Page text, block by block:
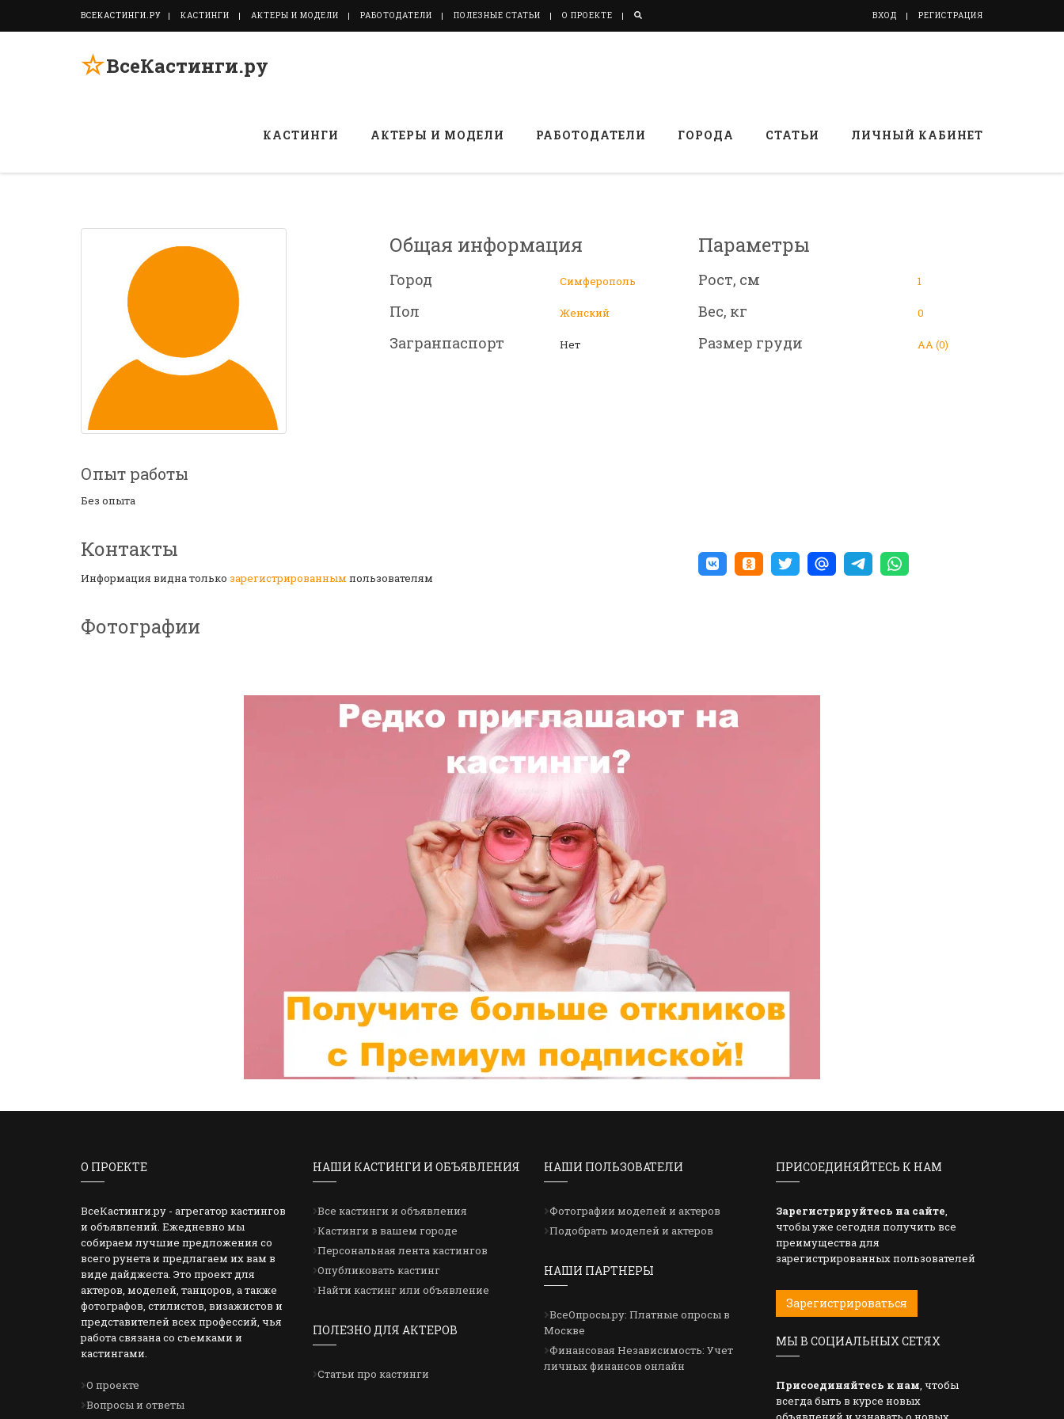
ВСЕКАСТИНГИ.РУ КАСТИНГИ АКТЕРЫ И МОДЕЛИ РАБОТОДАТЕЛИ ПОЛЕЗНЫЕ СТАТЬИ О ПРОЕКТЕ ВХОД РЕГИСТРАЦИЯ
☆ВсеКастинги.ру
КАСТИНГИ АКТЕРЫ И МОДЕЛИ РАБОТОДАТЕЛИ ГОРОДА СТАТЬИ ЛИЧНЫЙ КАБИНЕТ
Общая информация
Город Симферополь
Пол Женский
Загранпаспорт Нет
Параметры
Рост, см 1
Вес, кг 0
Размер груди АА (0)
Опыт работы
Без опыта
Контакты
Информация видна только зарегистрированным пользователям
Фотографии
О ПРОЕКТЕ
ВсеКастинги.ру - агрегатор кастингов
и объявлений. Ежедневно мы
собираем лучшие предложения со
всего рунета и предлагаем их вам в
виде дайджеста. Это проект для
актеров, моделей, танцоров, а также
фотографов, стилистов, визажистов и
представителей всех профессий, чья
работа связана со съемками и
кастингами.
О проекте
Вопросы и ответы
НАШИ КАСТИНГИ И ОБЪЯВЛЕНИЯ
Все кастинги и объявления
Кастинги в вашем городе
Персональная лента кастингов
Опубликовать кастинг
Найти кастинг или объявление
ПОЛЕЗНО ДЛЯ АКТЕРОВ
Статьи про кастинги
НАШИ ПОЛЬЗОВАТЕЛИ
Фотографии моделей и актеров
Подобрать моделей и актеров
НАШИ ПАРТНЕРЫ
ВсеОпросы.ру: Платные опросы в
Москве
Финансовая Независимость: Учет
личных финансов онлайн
ПРИСОЕДИНЯЙТЕСЬ К НАМ
Зарегистрируйтесь на сайте,
чтобы уже сегодня получить все
преимущества для
зарегистрированных пользователей
Зарегистрироваться
МЫ В СОЦИАЛЬНЫХ СЕТЯХ
Присоединяйтесь к нам, чтобы
всегда быть в курсе новых